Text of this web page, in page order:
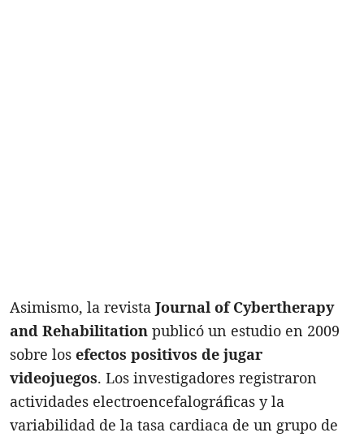
Asimismo, la revista Journal of Cybertherapy
and Rehabilitation publicó un estudio en 2009
sobre los efectos positivos de jugar
videojuegos. Los investigadores registraron
actividades electroencefalográficas y la
variabilidad de la tasa cardiaca de un grupo de